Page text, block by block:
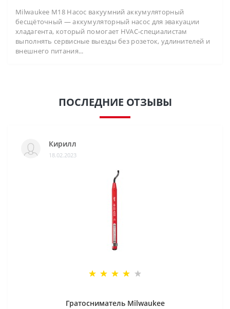
Milwaukee M18 Насос вакуумний аккумуляторный
бесщёточный — аккумуляторный насос для эвакуации
хладагента, который помогает HVAC-специалистам
выполнять сервисные выезды без розеток, удлинителей и
внешнего питания...
ПОСЛЕДНИЕ ОТЗЫВЫ
Кирилл
18.02.2023
Гратосниматель Milwaukee